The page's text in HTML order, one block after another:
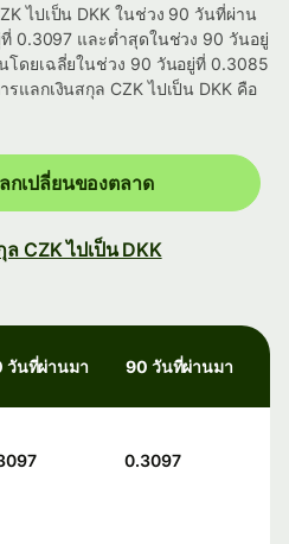
ไปเป็น DKK ในช่วง 90 วันที่ผ่าน
0.3097 และต่ำสุดในช่วง 90 วันอยู่
โดยเฉลี่ยในช่วง 90 วันอยู่ที่ 0.3085
แลกเงินสกุล CZK ไปเป็น DKK คือ
กเปลี่ยนของตลาด
CZK ไปเป็น DKK
วันที่ผ่านมา 90 วันที่ผ่านมา
0.3097